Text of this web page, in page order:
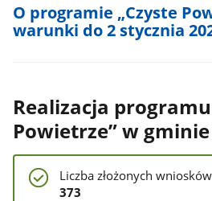
O programie „Czyste
warunki do 2 stycznia
Realizacja
Powietrze” w
Liczba złożonych
373